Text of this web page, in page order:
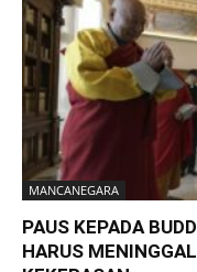
MANCANEGARA
PAUS KEPADA
HARUS